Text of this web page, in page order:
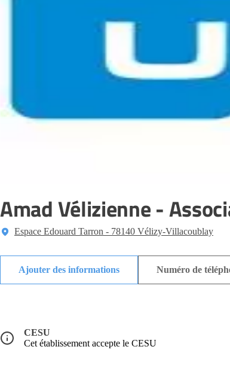
Amad Vélizienne -
Espace Edouard Tarron - 78140 Vélizy-Villacoublay
Ajouter des informations Numéro de
CESU
Cet établissement accepte le CESU